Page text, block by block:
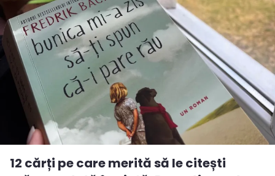
12 cărți pe care merită să le citești